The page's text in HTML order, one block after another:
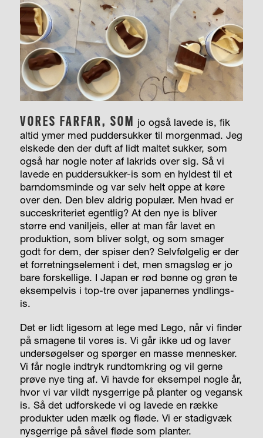
VORES FARFAR, SOM jo også lavede is, fik
altid ymer med puddersukker til morgenmad. Jeg
elskede den der duft af lidt maltet sukker, som
også har nogle noter af lakrids over sig. Så vi
lavede en puddersukker-is som en hyldest til et
barndomsminde og var selv helt oppe at køre
over den. Den blev aldrig populær. Men hvad er
succeskriteriet egentlig? At den nye is bliver
større end vaniljeis, eller at man får lavet en
produktion, som bliver solgt, og som smager
godt for dem, der spiser den? Selvfølgelig er der
et forretningselement i det, men smagsløg er jo
bare forskellige. I Japan er rød bønne og grøn te
eksempelvis i top-tre over japanernes yndlings-
is.
Det er lidt ligesom at lege med Lego, når vi finder
på smagene til vores is. Vi går ikke ud og laver
undersøgelser og spørger en masse mennesker.
Vi får nogle indtryk rundtomkring og vil gerne
prøve nye ting af. Vi havde for eksempel nogle år,
hvor vi var vildt nysgerrige på planter og vegansk
is. Så det udforskede vi og lavede en række
produkter uden mælk og fløde. Vi er stadigvæk
nysgerrige på såvel fløde som planter.